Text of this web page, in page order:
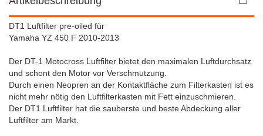
DT1 Luftfilter pre-oiled für
Yamaha YZ 450 F 2010-2013
Der DT-1 Motocross Luftfilter bietet den maximalen Luftdurchsatz
und schont den Motor vor Verschmutzung.
Durch einen Neopren an der Kontaktfläche zum Filterkasten ist es
nicht mehr nötig den Luftfilterkasten mit Fett einzuschmieren.
Der DT1 Luftfilter hat die sauberste und beste Abdeckung aller
Luftfilter am Markt.